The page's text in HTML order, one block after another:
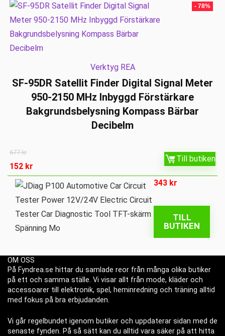
- 78%
Verktyg REA
SF-95DR Satellit Finder Digital Signal Meter
950-2150 MHz Inbyggd Förstärkare
Bakgrundsbelysning Kompass Bärbar
Decibelm
677kr
152 kr
Till butiken
343 kr
TILL
BUTIKEN
OM OSS
På Fyndrea.se hittar du samlade reor från många olika butiker
på ett och samma ställe. Vi visar allt från mode, kläder och
accessoarer till elektronik, spel, heminredning och träning alltid
med fokus på bra erbjudanden.
Vi går regelbundet igenom butiker och uppdaterar sidan med de
senaste fynden. På så sätt kan du alltid vara säker på att hitta